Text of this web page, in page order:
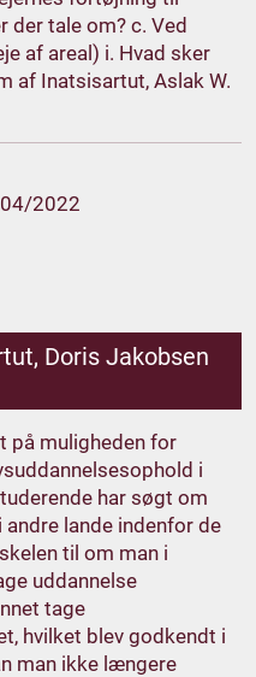
der tale om? c. Ved
af areal) i. Hvad sker
af Inatsisartut, Aslak W.
2022
Doris Jakobsen
på muligheden for
i
har søgt om
lande indenfor de
til om man i
uddannelse
tage
hvilket blev godkendt i
man ikke længere